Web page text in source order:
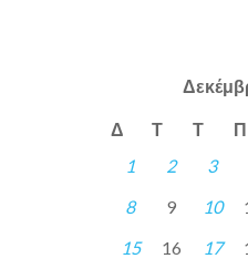
Δ Τ Τ Π
1 2 3
8
9 10
15
16 17